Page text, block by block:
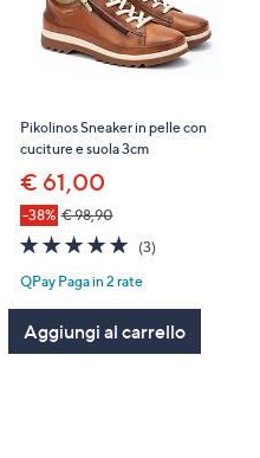
Pikolinos Sneaker in pelle con
cuciture e suola 3cm
€ 61,00
-38% € 98,90
4.7
of
5
(3)
QPay Paga in 2 rate
Aggiungi al carrello